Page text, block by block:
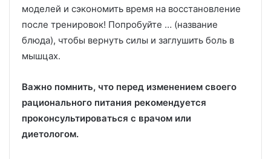
моделей и сэкономить время на восстановление
после тренировок! Попробуйте … (название
блюда), чтобы вернуть силы и заглушить боль в
мышцах.
Важно помнить, что перед изменением своего
рационального питания рекомендуется
проконсультироваться с врачом или
диетологом.